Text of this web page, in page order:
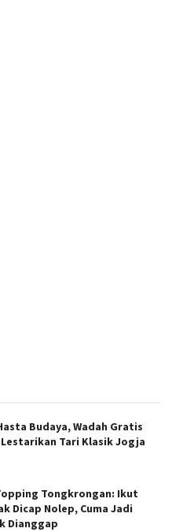
Budaya, Wadah Gratis
Tari Klasik Jogja
Tongkrongan: Ikut
Dicap Nolep, Cuma Jadi
Dianggap